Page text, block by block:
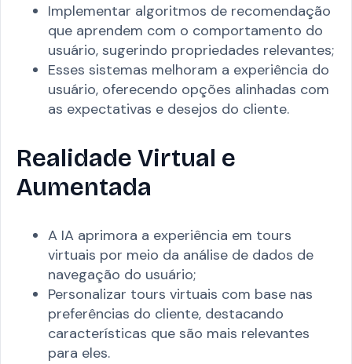
Implementar algoritmos de recomendação
que aprendem com o comportamento do
usuário, sugerindo propriedades relevantes;
Esses sistemas melhoram a experiência do
usuário, oferecendo opções alinhadas com
as expectativas e desejos do cliente.
Realidade Virtual e
Aumentada
A IA aprimora a experiência em tours
virtuais por meio da análise de dados de
navegação do usuário;
Personalizar tours virtuais com base nas
preferências do cliente, destacando
características que são mais relevantes
para eles.